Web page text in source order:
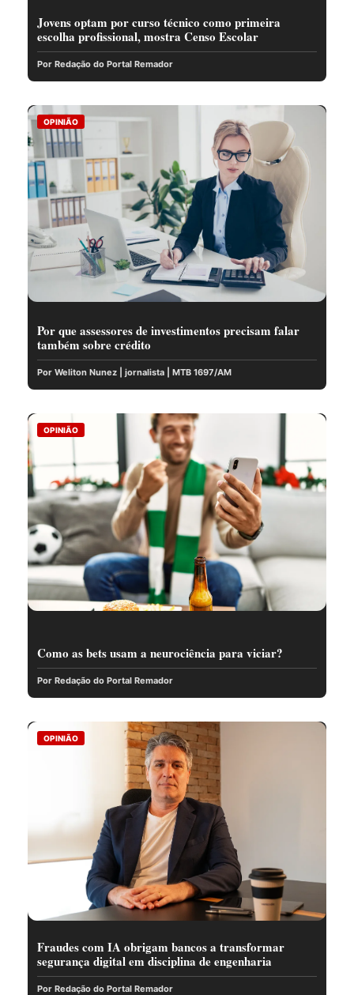
Jovens optam por curso técnico como primeira
escolha profissional, mostra Censo Escolar
Por Redação do Portal Remador
OPINIÃO
Por que assessores de investimentos precisam falar
também sobre crédito
Por Weliton Nunez | jornalista | MTB 1697/AM
OPINIÃO
Como as bets usam a neurociência para viciar?
Por Redação do Portal Remador
OPINIÃO
Fraudes com IA obrigam bancos a transformar
segurança digital em disciplina de engenharia
Por Redação do Portal Remador